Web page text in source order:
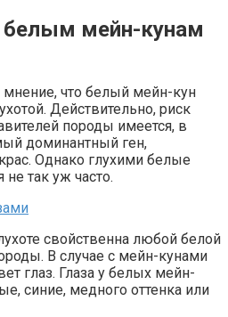
белым мейн-кунам
мнение, что белый мейн-кун
Действительно, риск
породы имеется, в
доминантный ген,
Однако глухими белые
так уж часто.
свойственна любой белой
В случае с мейн-кунами
глаз. Глаза у белых мейн-
синие, медного оттенка или